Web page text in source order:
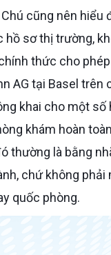
hồ sơ thị trường,
thức cho
AG tại Basel
khai cho một
khám hoàn
thường là bằng
chứ không
quốc phòng.